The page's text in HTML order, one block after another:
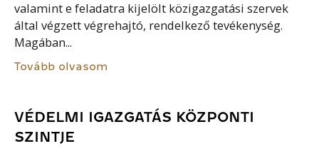
valamint e feladatra kijelölt közigazgatási szervek
által végzett végrehajtó, rendelkező tevékenység.
Magában...
Tovább olvasom
VÉDELMI IGAZGATÁS KÖZPONTI
SZINTJE